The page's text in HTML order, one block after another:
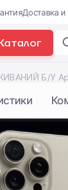
Доставка и